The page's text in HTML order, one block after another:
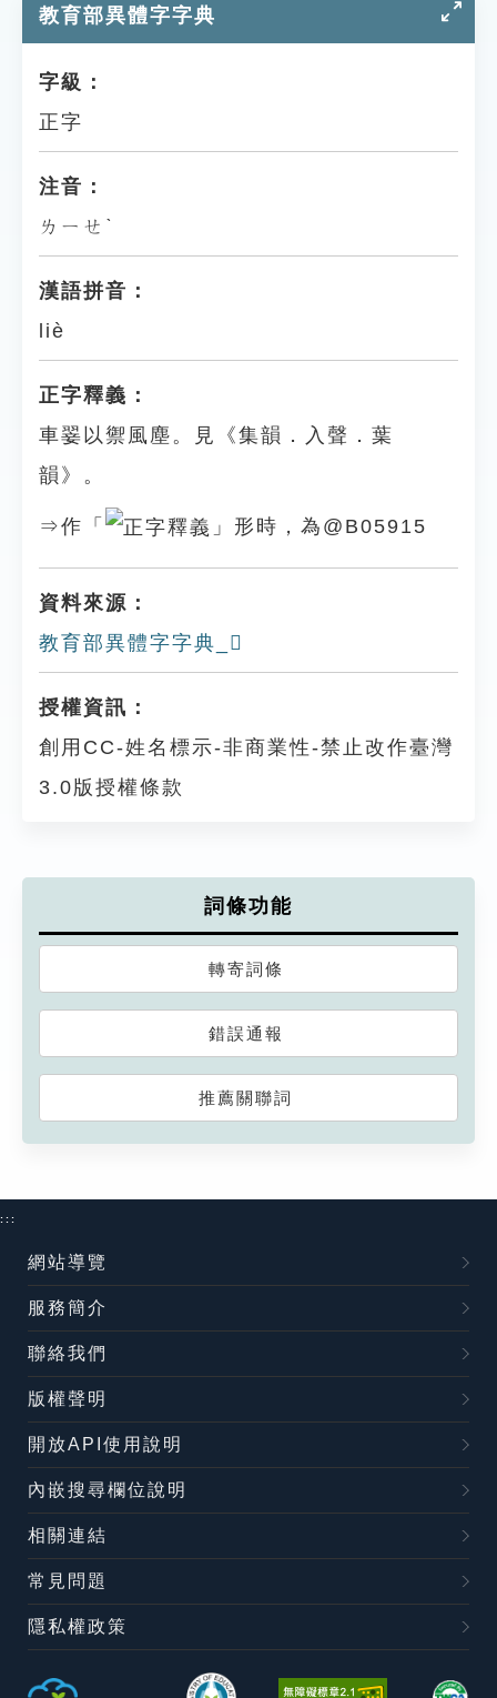
貓頭鷹博士
教育部異體字字典
字級：
正字
注音：
ㄌㄧㄝˋ
漢語拼音：
liè
正字釋義：
車翣以禦風塵。見《集韻．入聲．葉
韻》。
⇒作「 」形時，為@B05915
資料來源：
教育部異體字字典_𣰌
授權資訊：
創用CC-姓名標示-非商業性-禁止改作臺灣
3.0版授權條款
詞條功能
轉寄詞條
錯誤通報
推薦關聯詞
:::
網站導覽
服務簡介
聯絡我們
版權聲明
開放API使用說明
內嵌搜尋欄位說明
相關連結
常見問題
隱私權政策